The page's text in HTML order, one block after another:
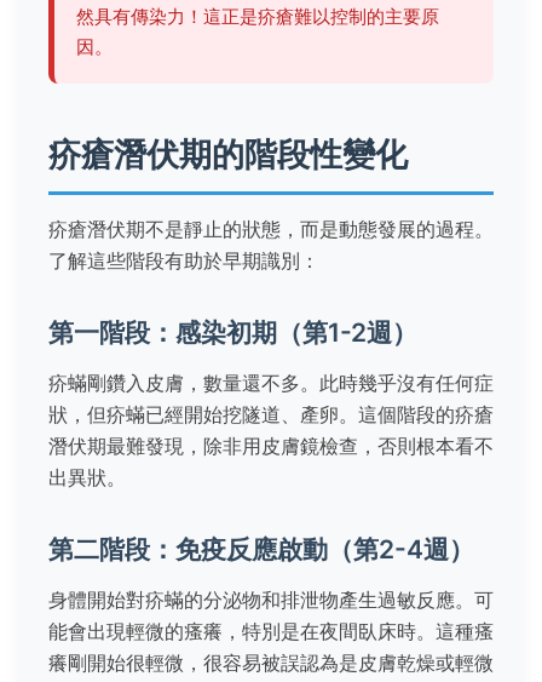
然具有傳染力！這正是疥瘡難以控制的主要原
因。
疥瘡潛伏期的階段性變化
疥瘡潛伏期不是靜止的狀態，而是動態發展的過程。
了解這些階段有助於早期識別：
第一階段：感染初期（第1-2週）
疥蟎剛鑽入皮膚，數量還不多。此時幾乎沒有任何症
狀，但疥蟎已經開始挖隧道、產卵。這個階段的疥瘡
潛伏期最難發現，除非用皮膚鏡檢查，否則根本看不
出異狀。
第二階段：免疫反應啟動（第2-4週）
身體開始對疥蟎的分泌物和排泄物產生過敏反應。可
能會出現輕微的瘙癢，特別是在夜間臥床時。這種瘙
癢剛開始很輕微，很容易被誤認為是皮膚乾燥或輕微